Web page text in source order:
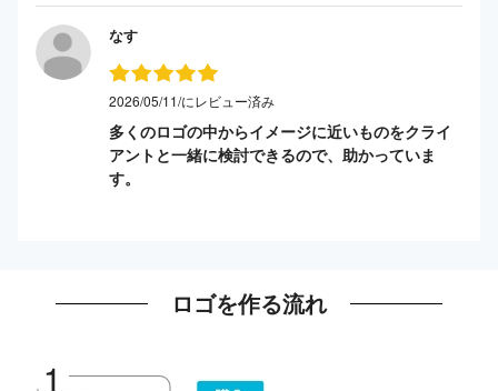
なす
2026/05/11/にレビュー済み
多くのロゴの中からイメージに近いものをクライ
アントと一緒に検討できるので、助かっていま
す。
ロゴを作る流れ